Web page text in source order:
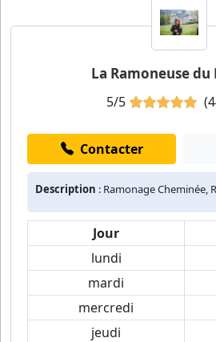
La Ramoneuse
5/5
Contacter
Description : Ramonage Cheminée,
Jour
lundi
mardi
mercredi
jeudi